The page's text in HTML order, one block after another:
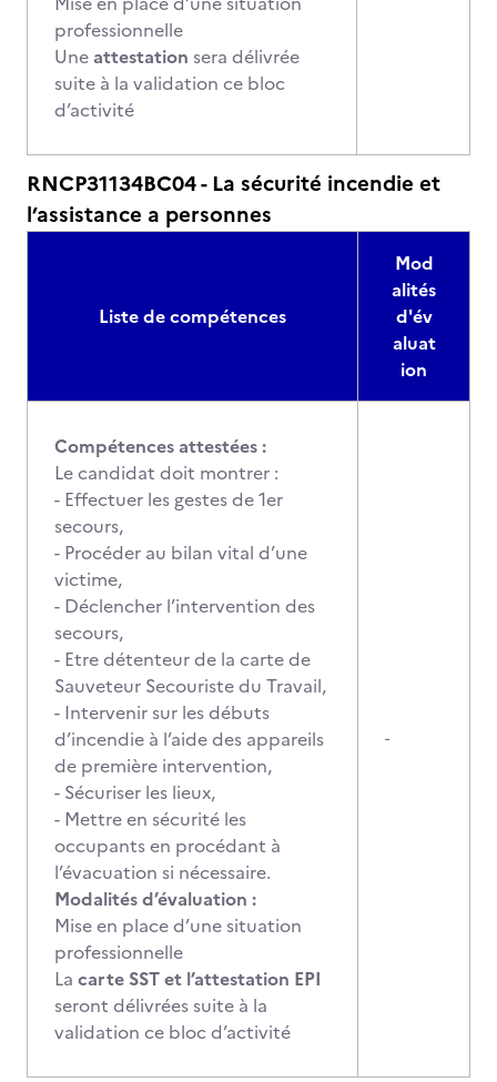
professionnelle
Une attestation sera délivrée
suite à la validation ce bloc
d’activité
RNCP31134BC04 - La sécurité incendie et
l’assistance a personnes
Liste de compétences
Mod
alités
d'év
aluat
ion
Compétences attestées :
Le candidat doit montrer :
- Effectuer les gestes de 1er
secours,
- Procéder au bilan vital d’une
victime,
- Déclencher l’intervention des
secours,
- Etre détenteur de la carte de
Sauveteur Secouriste du Travail,
- Intervenir sur les débuts
d’incendie à l’aide des appareils
de première intervention,
- Sécuriser les lieux,
- Mettre en sécurité les
occupants en procédant à
l’évacuation si nécessaire.
Modalités d’évaluation :
Mise en place d’une situation
professionnelle
La carte SST et l’attestation EPI
seront délivrées suite à la
validation ce bloc d’activité
-